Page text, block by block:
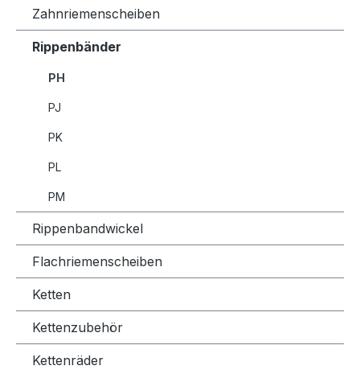
Zahnriemenscheiben
Rippenbänder
PH
PJ
PK
PL
PM
Rippenbandwickel
Flachriemenscheiben
Ketten
Kettenzubehör
Kettenräder